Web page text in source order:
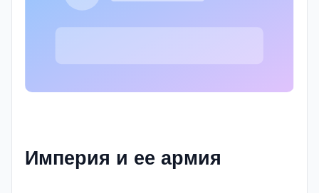
Империя и ее армия